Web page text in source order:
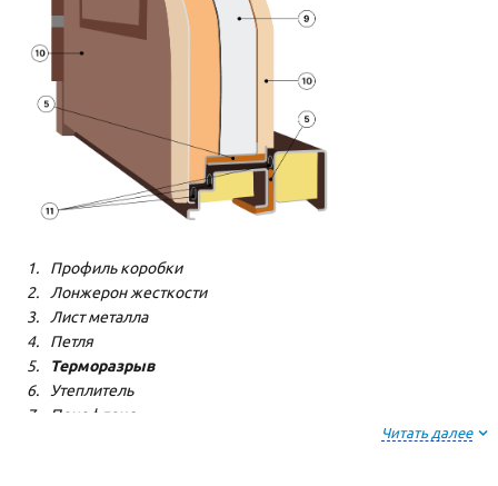
Профиль коробки
Лонжерон жесткости
Лист металла
Петля
Терморазрыв
Утеплитель
Пенофлекс
Читать далее